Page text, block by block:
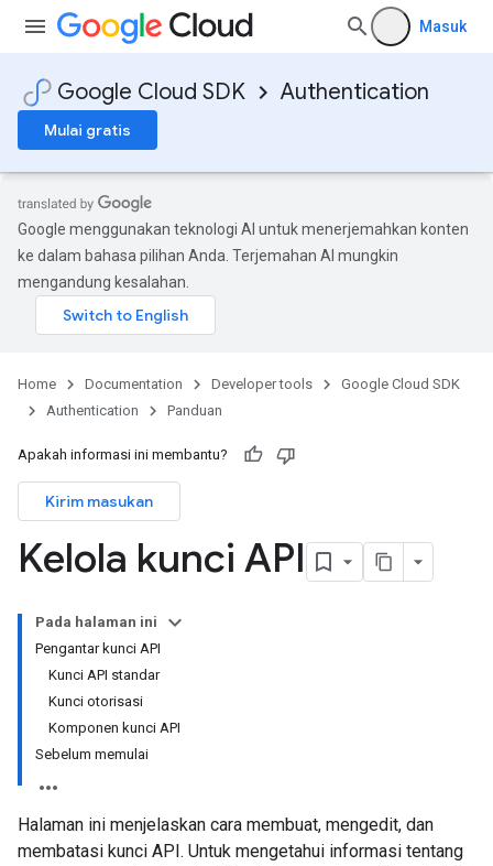
Masuk
Google Cloud SDK Authentication
Mulai gratis
Google menggunakan teknologi AI untuk menerjemahkan konten
ke dalam bahasa pilihan Anda. Terjemahan AI mungkin
mengandung kesalahan.
Home Documentation Developer tools
Google Cloud SDK
Authentication
Panduan
Apakah informasi ini membantu?
Kirim masukan
Kelola kunci API
Pada halaman ini
Pengantar kunci API
Kunci API standar
Kunci otorisasi
Komponen kunci API
Sebelum memulai
Halaman ini menjelaskan cara membuat, mengedit, dan
membatasi kunci API. Untuk mengetahui informasi tentang